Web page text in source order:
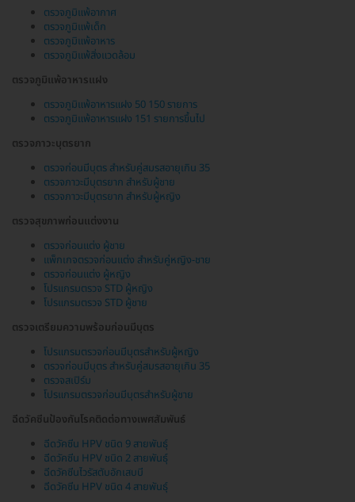
ตรวจภูมิแพ้อากาศ
ตรวจภูมิแพ้เด็ก
ตรวจภูมิแพ้อาหาร
ตรวจภูมิแพ้สิ่งแวดล้อม
ตรวจภูมิแพ้อาหารแฝง
ตรวจภูมิแพ้อาหารแฝง 50 150 รายการ
ตรวจภูมิแพ้อาหารแฝง 151 รายการขึ้นไป
ตรวจภาวะบุตรยาก
ตรวจก่อนมีบุตร สำหรับคู่สมรสอายุเกิน 35
ตรวจภาวะมีบุตรยาก สำหรับผู้ชาย
ตรวจภาวะมีบุตรยาก สำหรับผู้หญิง
ตรวจสุขภาพก่อนแต่งงาน
ตรวจก่อนแต่ง ผู้ชาย
แพ็กเกจตรวจก่อนแต่ง สำหรับคู่หญิง-ชาย
ตรวจก่อนแต่ง ผู้หญิง
โปรแกรมตรวจ STD ผู้หญิง
โปรแกรมตรวจ STD ผู้ชาย
ตรวจเตรียมความพร้อมก่อนมีบุตร
โปรแกรมตรวจก่อนมีบุตรสำหรับผู้หญิง
ตรวจก่อนมีบุตร สำหรับคู่สมรสอายุเกิน 35
ตรวจสเปิร์ม
โปรแกรมตรวจก่อนมีบุตรสำหรับผู้ชาย
ฉีดวัคซีนป้องกันโรคติดต่อทางเพศสัมพันธ์
ฉีดวัคซีน HPV ชนิด 9 สายพันธุ์
ฉีดวัคซีน HPV ชนิด 2 สายพันธุ์
ฉีดวัคซีนไวรัสตับอักเสบบี
ฉีดวัคซีน HPV ชนิด 4 สายพันธุ์